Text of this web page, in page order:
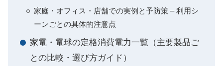
家庭・オフィス・店舗での実例と予防策 – 利用シ
ーンごとの具体的注意点
家電・電球の定格消費電力一覧（主要製品ご
との比較・選び方ガイド）